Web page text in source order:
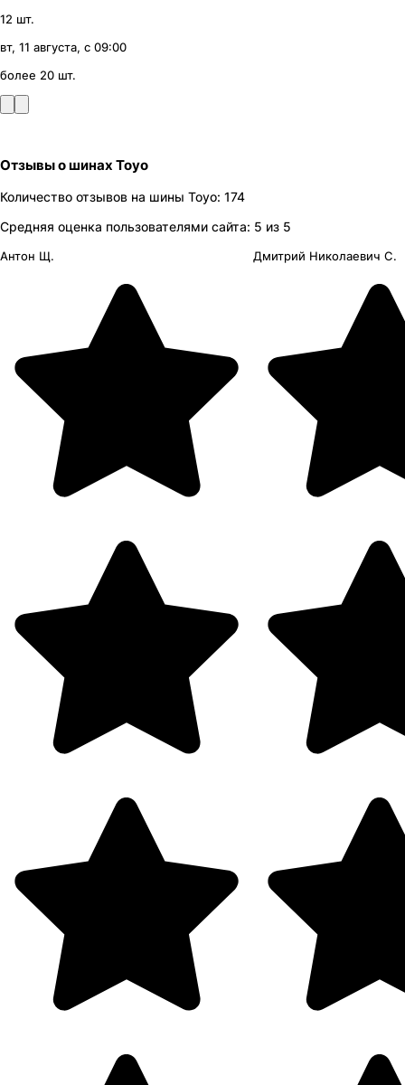
12 шт.
вт, 11 августа, с 09:00
более 20 шт.
Отзывыо шинах Toyo
Количество отзывов на шины Toyo: 174
Средняя оценка пользователями сайта: 5 из 5
Антон Щ. Дмитрий Николаевич С.